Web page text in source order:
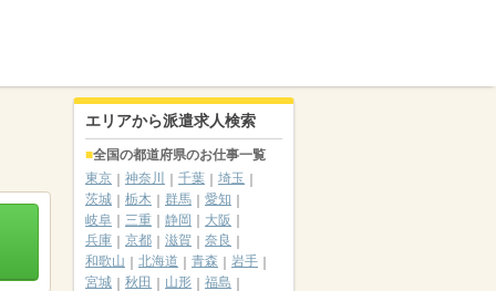
エリアから派遣求人検索
全国の都道府県のお仕事一覧
東京
神奈川 千葉
埼玉
茨城
栃木 群馬
愛知
岐阜
三重 静岡
大阪
兵庫
京都 滋賀
奈良
和歌山
北海道 青森
岩手
宮城
秋田 山形
福島